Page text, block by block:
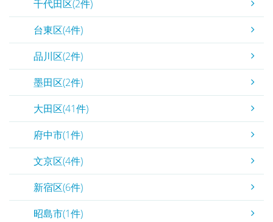
千代田区(2件)
台東区(4件)
品川区(2件)
墨田区(2件)
大田区(41件)
府中市(1件)
文京区(4件)
新宿区(6件)
昭島市(1件)